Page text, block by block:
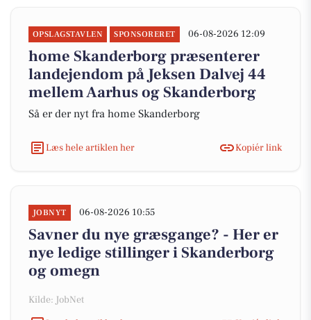
OPSLAGSTAVLEN SPONSORERET 06-08-2026 12:09
home Skanderborg præsenterer
landejendom på Jeksen Dalvej 44
mellem Aarhus og Skanderborg
Så er der nyt fra home Skanderborg
Læs hele artiklen her Kopiér link
JOBNYT 06-08-2026 10:55
Savner du nye græsgange? - Her er
nye ledige stillinger i Skanderborg
og omegn
Kilde: JobNet